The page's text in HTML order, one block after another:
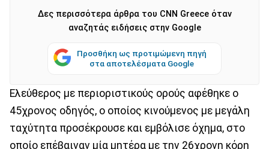
Δες περισσότερα άρθρα του CNN Greece όταν
αναζητάς ειδήσεις στην Google
Προσθήκη ως προτιμώμενη πηγή
στα αποτελέσματα Google
Ελεύθερος με περιοριστικούς ορούς αφέθηκε ο
45χρονος οδηγός, ο οποίος κινούμενος με μεγάλη
ταχύτητα προσέκρουσε και εμβόλισε όχημα, στο
οποίο επέβαιναν μία μητέρα με την 26χρονη κόρη